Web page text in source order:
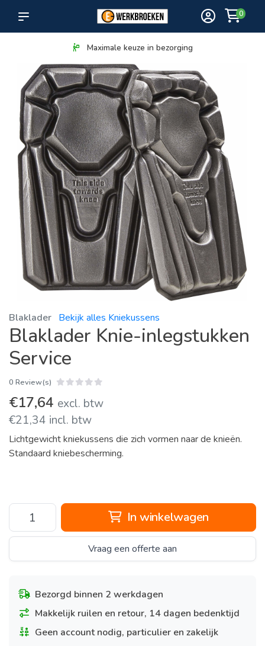
0
Maximale keuze in bezorging
Blaklader Bekijk alles Kniekussens
Blaklader Knie-inlegstukken
Service
0 Review(s)
€17,64 excl. btw
€21,34 incl. btw
Lichtgewicht kniekussens die zich vormen naar de knieën.
Standaard kniebescherming.
In winkelwagen
Vraag een offerte aan
Bezorgd binnen 2 werkdagen
Makkelijk ruilen en retour, 14 dagen bedenktijd
Geen account nodig, particulier en zakelijk